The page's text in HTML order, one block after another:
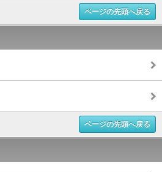
ページの先頭へ戻る
ページの先頭へ戻る